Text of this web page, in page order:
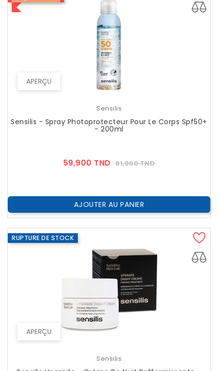
APERÇU
Sensilis
Sensilis - Spray Photoprotecteur Pour Le Corps Spf50+
- 200ml
59,900 TND Prix
81,000 TNDPrix
AJOUTER AU PANIER
APERÇU
RUPTURE DE STOCK
Sensilis